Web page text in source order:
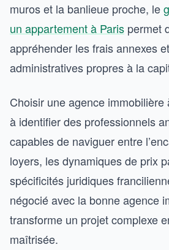
muros et la banlieue proche, le
un appartement à Paris permet
appréhender les frais annexes
administratives propres à la
Choisir une agence
à identifier des professionnels
capables de naviguer entre
loyers, les dynamiques de prix
spécificités juridiques
négocié avec la bonne agence
transforme un projet complexe
maîtrisée.